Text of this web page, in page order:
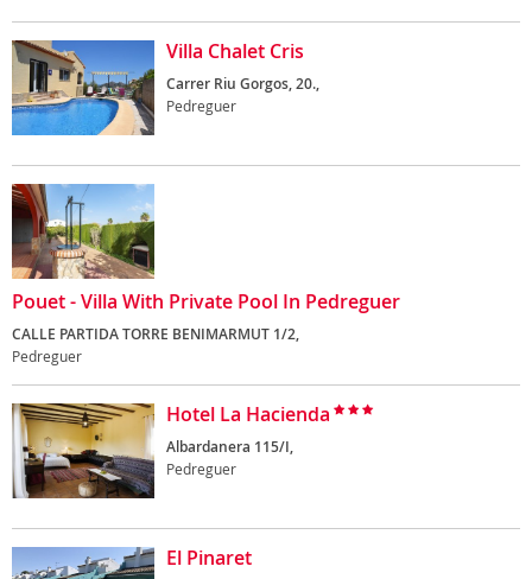
Villa Chalet Cris
Carrer Riu Gorgos, 20.,
Pedreguer
Pouet - Villa With Private Pool In Pedreguer
CALLE PARTIDA TORRE BENIMARMUT 1/2,
Pedreguer
Hotel La Hacienda
Albardanera 115/I,
Pedreguer
El Pinaret